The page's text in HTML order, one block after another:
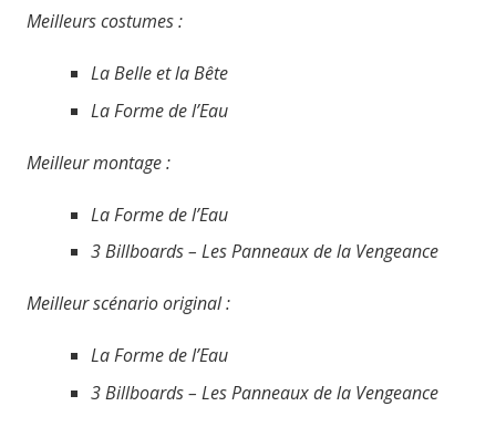
Meilleurs costumes :
La Belle et la Bête
La Forme de l’Eau
Meilleur montage :
La Forme de l’Eau
3 Billboards – Les Panneaux de la Vengeance
Meilleur scénario original :
La Forme de l’Eau
3 Billboards – Les Panneaux de la Vengeance